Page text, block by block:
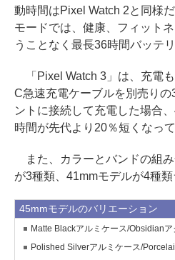
動時間はPixel Watch 2と同様
モードでは、健康、フィット
うことなく最長36時間バッテ
「Pixel Watch 3」は、充電
C急速充電ケーブルを別売り
ントに接続して充電した場合
時間が先代より20％短くなって
また、カラーとバンドの組
が3種類、41mmモデルが4種類
45mmモデルのバリエーション
Matte Blackアルミケース/Obsidian
Polished Silverアルミケース/